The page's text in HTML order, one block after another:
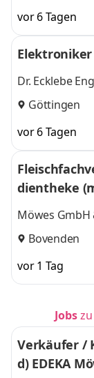
vor 6 Tagen
Dr. Ecklebe
Göttingen
vor 6 Tagen
dientheke
Möwes GmbH
Bovenden
vor 1 Tag
Jobs
Verkäufer /
d) EDEKA